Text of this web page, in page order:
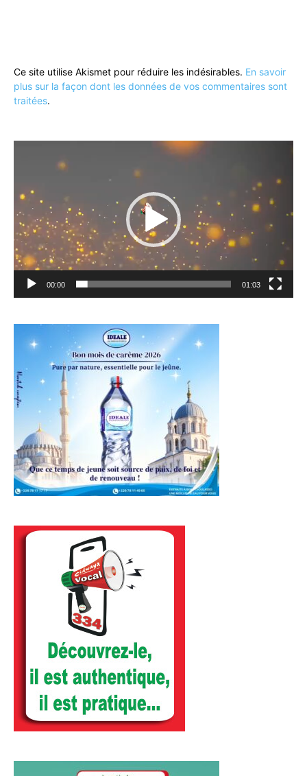
Ce site utilise Akismet pour réduire les indésirables. En savoir
plus sur la façon dont les données de vos commentaires sont
traitées.
00:00 01:03